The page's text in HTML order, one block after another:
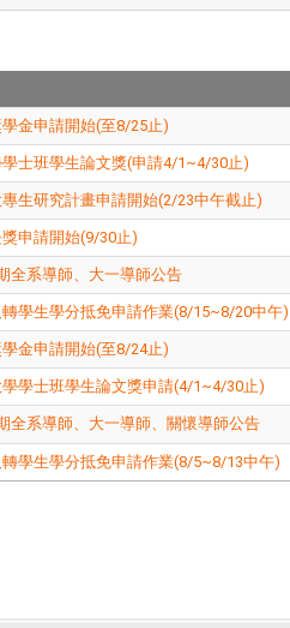
學金申請開始(至8/25止)
學士班學生論文獎(申請4/1~4/30止)
專生研究計畫申請開始(2/23中午截止)
獎申請開始(9/30止)
全系導師、大一導師公告
轉學生學分抵免申請作業(8/15~8/20中午)
學金申請開始(至8/24止)
學學士班學生論文獎申請(4/1~4/30止)
全系導師、 大一導師、 關懷導師公告
轉學生學分抵免申請作業(8/5~8/13中午)